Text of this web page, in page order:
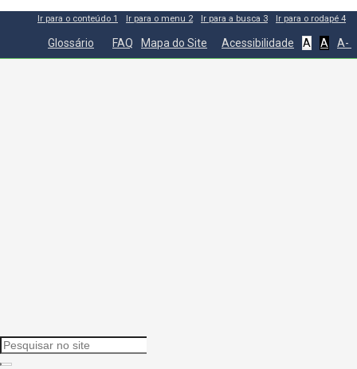
Ir para o conteúdo 1 Ir para o menu 2 Ir para a busca 3 Ir para o rodapé 4
Glossário FAQ Mapa do Site Acessibilidade A A A-